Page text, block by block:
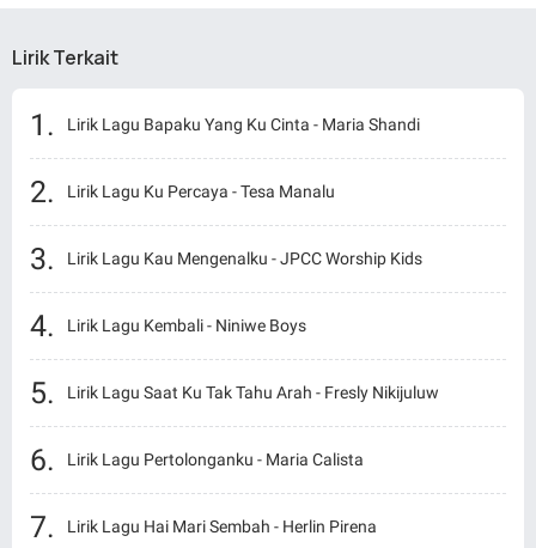
Lirik Terkait
Lirik Lagu Bapaku Yang Ku Cinta - Maria Shandi
Lirik Lagu Ku Percaya - Tesa Manalu
Lirik Lagu Kau Mengenalku - JPCC Worship Kids
Lirik Lagu Kembali - Niniwe Boys
Lirik Lagu Saat Ku Tak Tahu Arah - Fresly Nikijuluw
Lirik Lagu Pertolonganku - Maria Calista
Lirik Lagu Hai Mari Sembah - Herlin Pirena